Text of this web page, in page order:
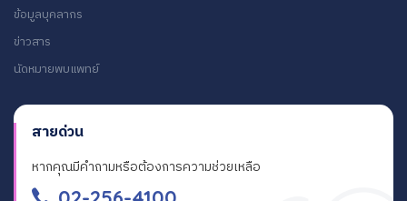
ข้อมูลบุคลากร
ข่าวสาร
นัดหมายพบแพทย์
สายด่วน
หากคุณมีคำถามหรือต้องการความช่วยเหลือ